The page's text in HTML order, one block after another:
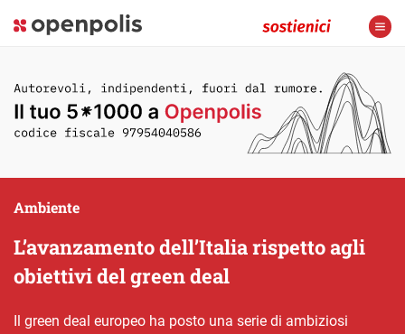
L’avanzamento dell’Italia rispetto agli
obiettivi del green deal
Ambiente
Il green deal europeo ha posto una serie di ambiziosi